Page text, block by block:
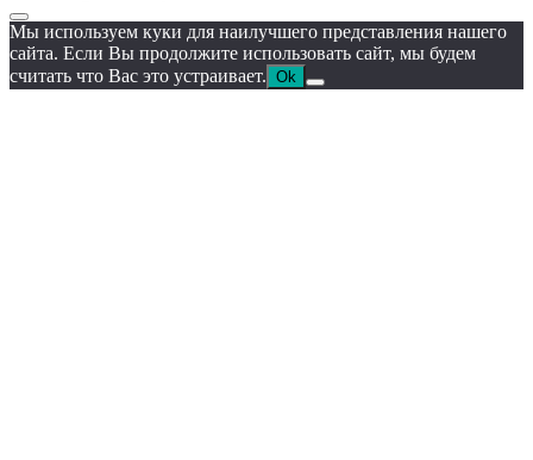
Мы используем куки для наилучшего представления нашего
сайта. Если Вы продолжите использовать сайт, мы будем
считать что Вас это устраивает. Ok